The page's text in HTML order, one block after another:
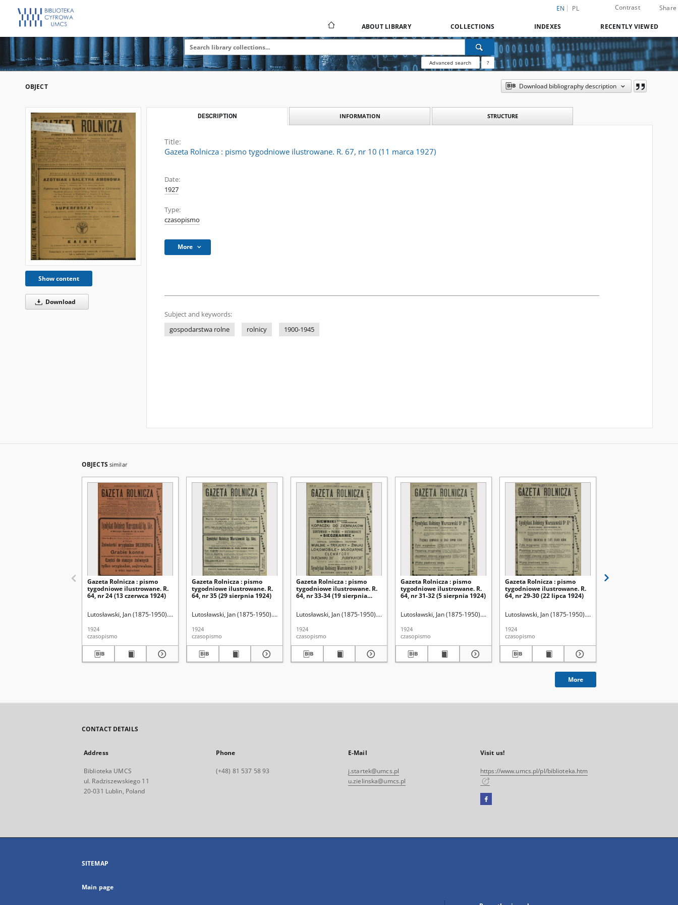
EN PL Contrast Share
ABOUT LIBRARY COLLECTIONS INDEXES RECENTLY VIEWED
Advanced search ?
OBJECT Download bibliography description
Show content
Download
DESCRIPTION INFORMATION STRUCTURE
Title:
Gazeta Rolnicza : pismo tygodniowe ilustrowane. R. 67, nr 10 (11 marca 1927)
Date:
1927
Type:
czasopismo
More
Subject and keywords:
gospodarstwa rolne
rolnicy 1900-1945
OBJECTS similar
Gazeta Rolnicza : pismo
tygodniowe ilustrowane. R.
64, nr 24 (13 czerwca 1924)
Lutosławski, Jan (1875-1950). Red.
1924
czasopismo
Gazeta Rolnicza : pismo
tygodniowe ilustrowane. R.
64, nr 35 (29 sierpnia 1924)
Lutosławski, Jan (1875-1950). Red.
1924
czasopismo
Gazeta Rolnicza : pismo
tygodniowe ilustrowane. R.
64, nr 33-34 (19 sierpnia
Lutosławski, Jan (1875-1950). Red.
1924
czasopismo
Gazeta Rolnicza : pismo
tygodniowe ilustrowane. R.
64, nr 31-32 (5 sierpnia 1924)
Lutosławski, Jan (1875-1950). Red.
1924
czasopismo
Gazeta Rolnicza : pismo
tygodniowe ilustrowane. R.
64, nr 29-30 (22 lipca 1924)
Lutosławski, Jan (1875-1950). Red.
1924
czasopismo
More
CONTACT DETAILS
Address
Biblioteka UMCS
ul. Radziszewskiego 11
20-031 Lublin, Poland
Phone
(+48) 81 537 58 93
E-Mail
j.startek@umcs.pl
u.zielinska@umcs.pl
Visit us!
https://www.umcs.pl/pl/biblioteka.htm
Facebook
open
SITEMAP
Main page